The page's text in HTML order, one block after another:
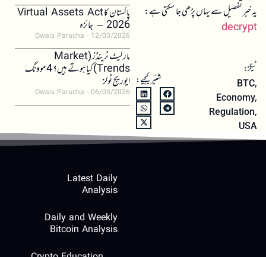
یہ خبر تفصیل سے یہاں پڑھی جا سکتی ہے:
decrypt
ٹیگز:
BTC,
Economy,
Regulation,
USA
شئیر کیجیے:
پاکستان کا Virtual Assets Act
2026 – جائزہ
Owais Paracha 12/03/2026
مارکیٹ ٹرینڈز (Market
Trends) کیا ہوتے ہیں؟ 4 موونگ
ایوریج ٹولز
Owais Paracha 06/03/2026
Latest Daily
Analysis
Daily and Weekly
Bitcoin Analysis